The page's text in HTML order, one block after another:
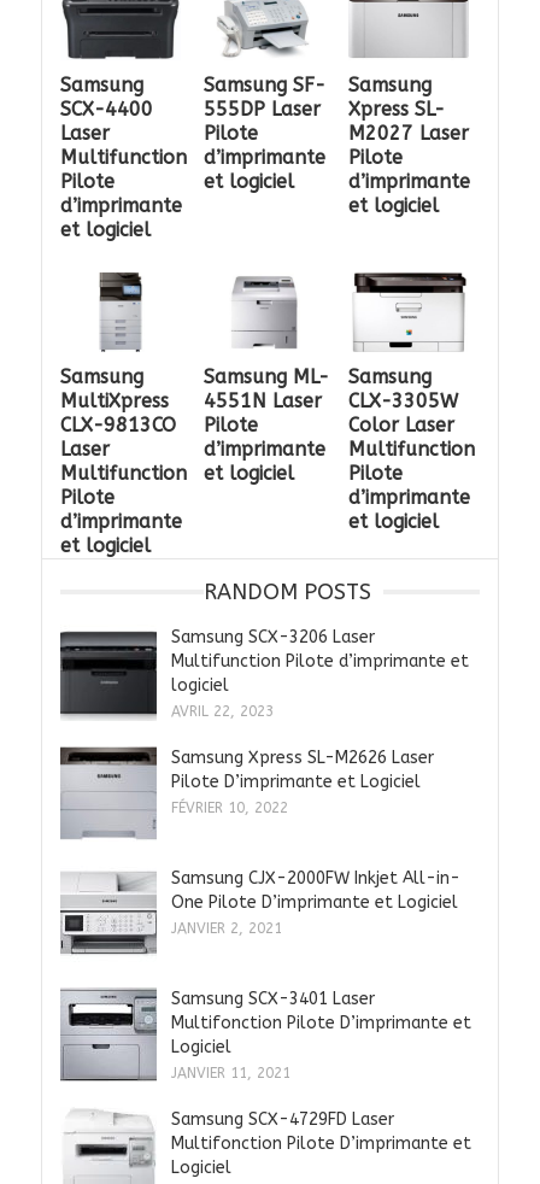
Samsung
SCX-4400
Laser
Multifunction
Pilote
d’imprimante
et logiciel
Samsung SF-
555DP Laser
Pilote
d’imprimante
et logiciel
Samsung
Xpress SL-
M2027 Laser
Pilote
d’imprimante
et logiciel
Samsung
MultiXpress
CLX-9813CO
Laser
Multifunction
Pilote
d’imprimante
et logiciel
Samsung ML-
4551N Laser
Pilote
d’imprimante
et logiciel
Samsung
CLX-3305W
Color Laser
Multifunction
Pilote
d’imprimante
et logiciel
RANDOM POSTS
Samsung SCX-3206 Laser
Multifunction Pilote d’imprimante et
logiciel
AVRIL 22, 2023
Samsung Xpress SL-M2626 Laser
Pilote D’imprimante et Logiciel
FÉVRIER 10, 2022
Samsung CJX-2000FW Inkjet All-in-
One Pilote D’imprimante et Logiciel
JANVIER 2, 2021
Samsung SCX-3401 Laser
Multifonction Pilote D’imprimante et
Logiciel
JANVIER 11, 2021
Samsung SCX-4729FD Laser
Multifonction Pilote D’imprimante et
Logiciel